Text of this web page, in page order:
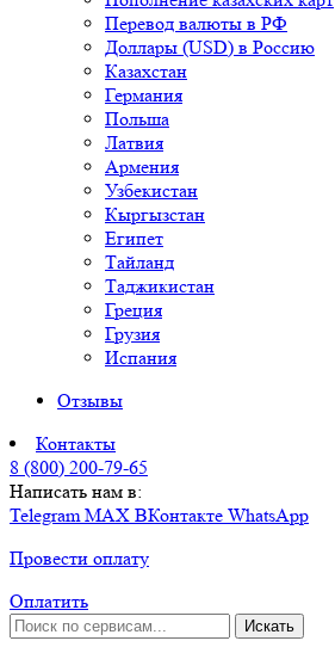
Перевод валюты в РФ
Доллары (USD) в Россию
Казахстан
Германия
Польша
Латвия
Армения
Узбекистан
Кыргызстан
Египет
Тайланд
Таджикистан
Греция
Грузия
Испания
Отзывы
Контакты
8 (800) 200-79-65
Написать нам в:
TelegramMAX ВКонтакте WhatsApp
Провести оплату
Оплатить
Искать